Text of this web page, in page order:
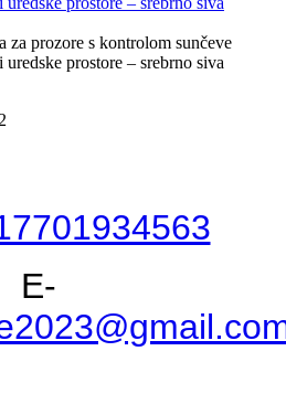
prozore s kontrolom sunčeve
uredske prostore – srebrno siva
E-